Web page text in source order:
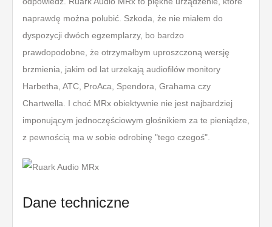
naprawdę można polubić. Szkoda, że nie miałem do
dyspozycji dwóch egzemplarzy, bo bardzo
prawdopodobne, że otrzymałbym uproszczoną wersję
brzmienia, jakim od lat urzekają audiofilów monitory
Harbetha, ATC, ProAca, Spendora, Grahama czy
Chartwella. I choć MRx obiektywnie nie jest najbardziej
imponującym jednoczęściowym głośnikiem za te pieniądze,
z pewnością ma w sobie odrobinę "tego czegoś".
Dane techniczne